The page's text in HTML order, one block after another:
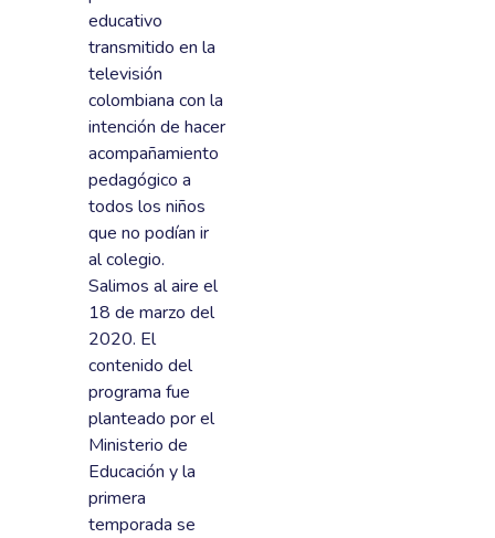
educativo
transmitido en la
televisión
colombiana con la
intención de hacer
acompañamiento
pedagógico a
todos los niños
que no podían ir
al colegio.
Salimos al aire el
18 de marzo del
2020. El
contenido del
programa fue
planteado por el
Ministerio de
Educación y la
primera
temporada se